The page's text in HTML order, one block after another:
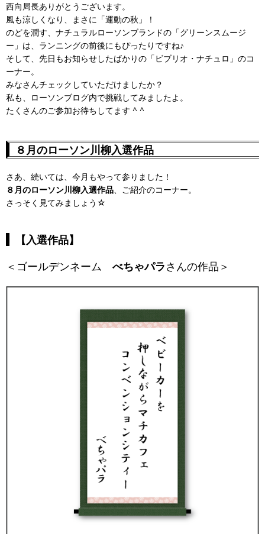
西向局長ありがとうございます。
風も涼しくなり、まさに「運動の秋」！
のどを潤す、ナチュラルローソンブランドの「グリーンスムージ
ー」は、ランニングの前後にもぴったりですね♪
そして、先日もお知らせしたばかりの「ビブリオ・ナチュロ」のコ
ーナー。
みなさんチェックしていただけましたか？
私も、ローソンブログ内で挑戦してみましたよ。
たくさんのご参加お待ちしてます ^ ^
８月のローソン川柳入選作品
さあ、続いては、今月もやって参りました！
８月のローソン川柳入選作品、ご紹介のコーナー。
さっそく見てみましょう☆
【入選作品】
＜ゴールデンネーム べちゃパラさんの作品＞